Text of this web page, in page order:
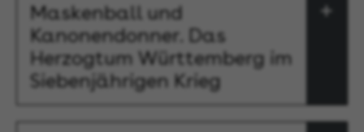
Maskenball und
Kanonendonner. Das
Herzogtum Württemberg im
Siebenjährigen Krieg